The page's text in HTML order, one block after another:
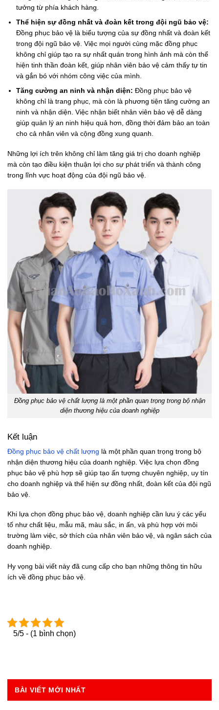
tưởng từ phía khách hàng.
Thể hiện sự đồng nhất và đoàn kết trong đội ngũ bảo vệ:
Đồng phục bảo vệ là biểu tượng của sự đồng nhất và đoàn kết
trong đội ngũ bảo vệ. Việc mọi người cùng mặc đồng phục
không chỉ giúp tạo ra sự nhất quán trong hình ảnh mà còn thể
hiện tinh thần đoàn kết, giúp nhân viên bảo vệ cảm thấy tự tin
và gắn bó với nhóm công việc của mình.
Tăng cường an ninh và nhận diện: Đồng phục bảo vệ
không chỉ là trang phục, mà còn là phương tiện tăng cường an
ninh và nhận diện. Việc nhận biết nhân viên bảo vệ dễ dàng
giúp quản lý an ninh hiệu quả hơn, đồng thời đảm bảo an toàn
cho cả nhân viên và cộng đồng xung quanh.
Những lợi ích trên không chỉ làm tăng giá trị cho doanh nghiệp
mà còn tạo điều kiện thuận lợi cho sự phát triển và thành công
trong lĩnh vực hoạt động của đội ngũ bảo vệ.
Đồng phục bảo vệ chất lượng là một phần quan trọng trong bộ nhận
diện thương hiệu của doanh nghiệp
Kết luận
Đồng phục bảo vệ chất lượng là một phần quan trọng trong bộ
nhận diện thương hiệu của doanh nghiệp. Việc lựa chọn đồng
phục bảo vệ phù hợp sẽ giúp tạo ấn tượng chuyên nghiệp, uy tín
cho doanh nghiệp và thể hiện sự đồng nhất, đoàn kết của đội ngũ
bảo vệ.
Khi lựa chọn đồng phục bảo vệ, doanh nghiệp cần lưu ý các yếu
tố như chất liệu, mẫu mã, màu sắc, in ấn, và phù hợp với môi
trường làm việc, sở thích của nhân viên bảo vệ, và ngân sách của
doanh nghiệp.
Hy vọng bài viết này đã cung cấp cho bạn những thông tin hữu
ích về đồng phục bảo vệ.
5/5 - (1 bình chọn)
BÀI VIẾT MỚI NHẤT